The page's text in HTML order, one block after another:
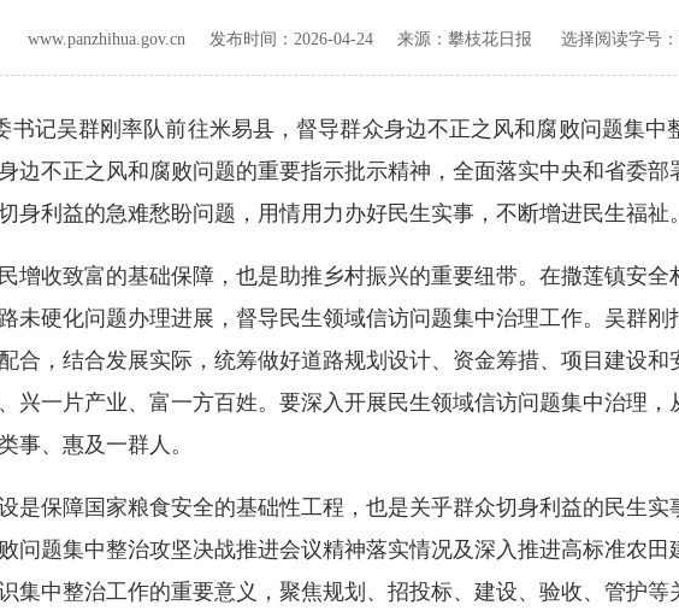
www.panzhihua.gov.cn 发布时间： 2026-04-24 来源： 攀枝花日报 选择阅读字号
吴群刚率队前往米易县，督导群众身边不正之风和腐败问题集中
边不正之风和腐败问题的重要指示批示精神，全面落实中央和省委
身利益的急难愁盼问题，用情用力办好民生实事，不断增进民生福祉。
收致富的基础保障，也是助推乡村振兴的重要纽带。在撒莲镇安全
未硬化问题办理进展，督导民生领域信访问题集中治理工作。吴群
合，结合发展实际，统筹做好道路规划设计、资金筹措、项目建设
兴一片产业、富一方百姓。要深入开展民生领域信访问题集中治理
事、惠及一群人。
保障国家粮食安全的基础性工程，也是关乎群众切身利益的民生实
问题集中整治攻坚决战推进会议精神落实情况及深入推进高标准农
集中整治工作的重要意义，聚焦规划、招投标、建设、验收、管护